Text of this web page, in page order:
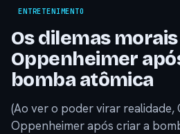
ENTRETENIMENTO
Os dilemas
Oppenheimer
bomba atômica
(Ao ver o poder virar realidade,
Oppenheimer após criar a